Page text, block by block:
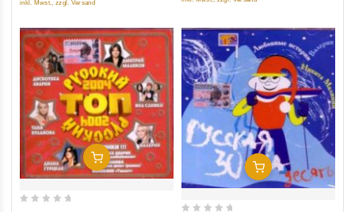
inkl. Mwst., zzgl. Versand
In Den Warenkorb
In Den Warenkorb